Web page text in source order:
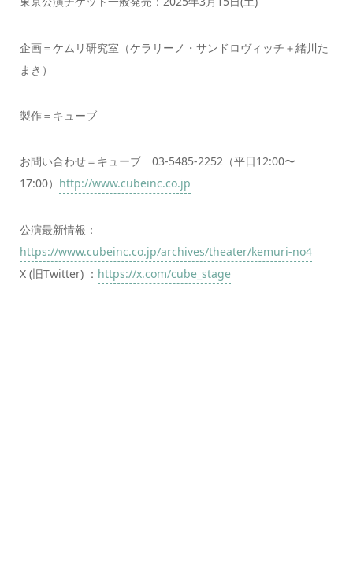
企画＝ケムリ研究室（ケラリーノ・サンドロヴィッチ＋緒川た
まき）
製作＝キューブ
お問い合わせ＝キューブ 03-5485-2252（平日12:00〜
17:00） http://www.cubeinc.co.jp
公演最新情報：
https://www.cubeinc.co.jp/archives/theater/kemuri-no4
X (旧Twitter) ： https://x.com/cube_stage